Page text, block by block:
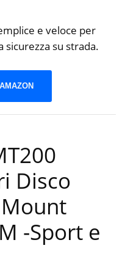
e veloce per
sicurezza su strada.
Disco
-Sport e